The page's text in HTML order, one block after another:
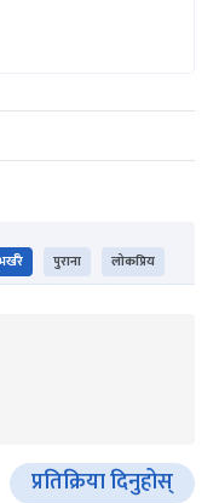
पुराना लोकप्रिय
प्रतिक्रिया दिनुहोस्